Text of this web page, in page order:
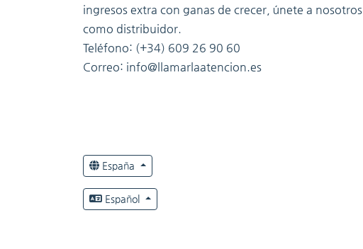
ingresos extra con ganas de crecer, únete a nosotros
como distribuidor.
Teléfono: (+34) 609 26 90 60
Correo: info@llamarlaatencion.es
España
Español